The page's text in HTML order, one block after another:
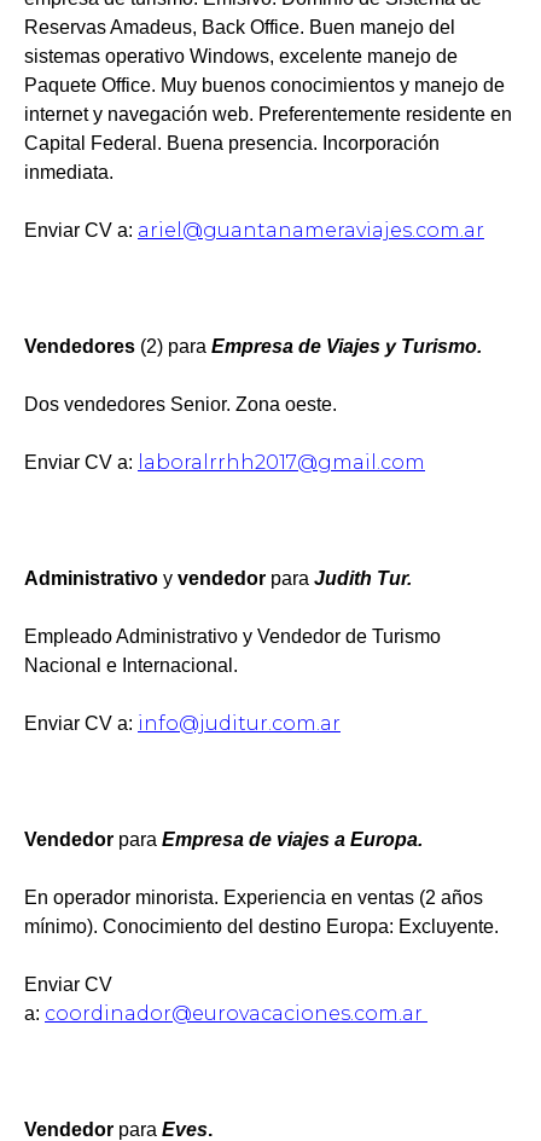
Reservas Amadeus, Back Office. Buen manejo del
sistemas operativo Windows, excelente manejo de
Paquete Office. Muy buenos conocimientos y manejo de
internet y navegación web. Preferentemente residente en
Capital Federal. Buena presencia. Incorporación
inmediata.
Enviar CV a: ariel@guantanameraviajes.com.ar
Vendedores (2) para Empresa de Viajes y Turismo.
Dos vendedores Senior. Zona oeste.
Enviar CV a: laboralrrhh2017@gmail.com
Administrativo y vendedor para Judith Tur.
Empleado Administrativo y Vendedor de Turismo
Nacional e Internacional.
Enviar CV a: info@juditur.com.ar
Vendedor para Empresa de viajes a Europa.
En operador minorista. Experiencia en ventas (2 años
mínimo). Conocimiento del destino Europa: Excluyente.
Enviar CV
a: coordinador@eurovacaciones.com.ar
Vendedor para Eves.